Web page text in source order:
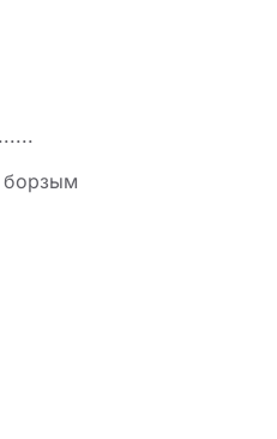
борзым